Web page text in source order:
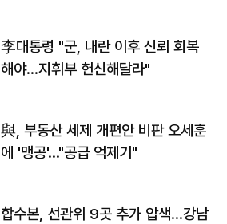
李대통령 "군, 내란 이후 신뢰 회복
해야…지휘부 헌신해달라"
與, 부동산 세제 개편안 비판 오세훈
에 '맹공'…"공급 억제기"
합수본, 선관위 9곳 추가 압색…강남